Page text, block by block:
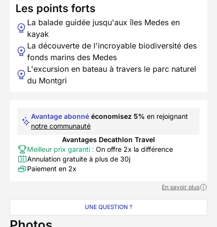
Les points forts
La balade guidée jusqu'aux îles Medes en
kayak
La découverte de l'incroyable biodiversité des
fonds marins des Medes
L'excursion en bateau à travers le parc naturel
du Montgri
Avantage abonné économisez 5% en rejoignant
notre communauté
Avantages Decathlon Travel
Meilleur prix garanti : On offre 2x la différence
Annulation gratuite à plus de 30j
Paiement en 2x
En savoir plus
UNE QUESTION ?